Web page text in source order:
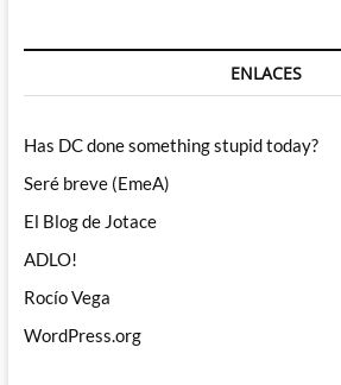
ENLACES
Has DC done something stupid today?
Seré breve (EmeA)
El Blog de Jotace
ADLO!
Rocío Vega
WordPress.org